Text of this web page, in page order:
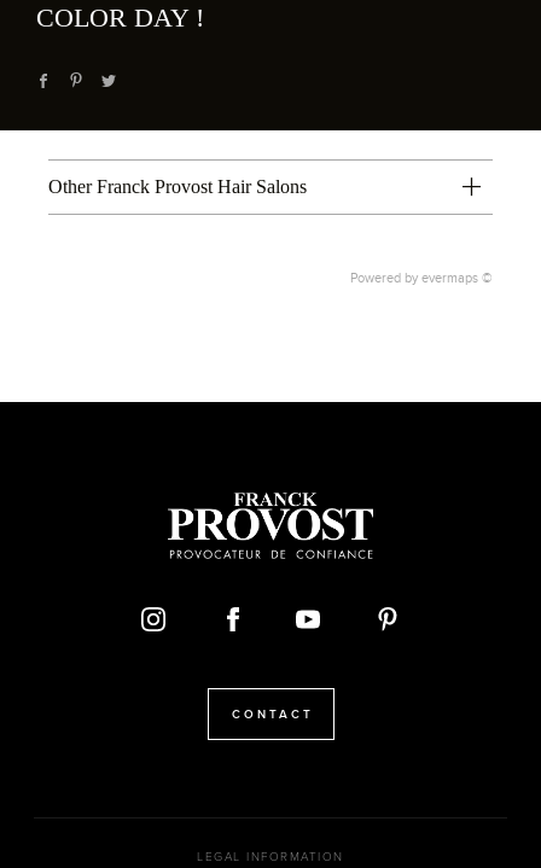
COLOR DAY !
Other Franck Provost Hair Salons
Powered by evermaps ©
CONTACT
LEGAL INFORMATION